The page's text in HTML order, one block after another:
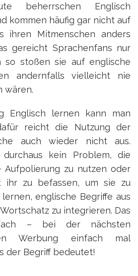
beherrschen Englisch
kommen häufig gar nicht auf
ihren Mitmenschen anders
gereicht Sprachenfans nur
so stoßen sie auf englische
andernfalls vielleicht nie
wären.
Englisch lernen kann man
reicht die Nutzung der
auch wieder nicht aus.
kein Problem, die
Aufpolierung zu nutzen oder
ihr zu befassen, um sie zu
englische Begriffe aus
zu integrieren. Das
– bei der nächsten
Werbung einfach mal
der Begriff bedeutet!